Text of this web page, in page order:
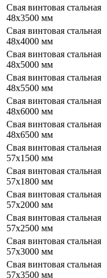
Свая винтовая стальная
48х3500 мм
Свая винтовая стальная
48х4000 мм
Свая винтовая стальная
48х5000 мм
Свая винтовая стальная
48х5500 мм
Свая винтовая стальная
48х6000 мм
Свая винтовая стальная
48х6500 мм
Свая винтовая стальная
57х1500 мм
Свая винтовая стальная
57х1800 мм
Свая винтовая стальная
57х2000 мм
Свая винтовая стальная
57х2500 мм
Свая винтовая стальная
57х3000 мм
Свая винтовая стальная
57х3500 мм